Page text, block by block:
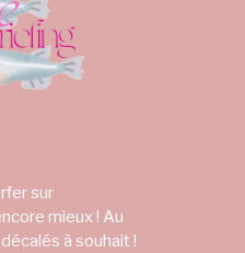
sur
mieux ! Au
à souhait !